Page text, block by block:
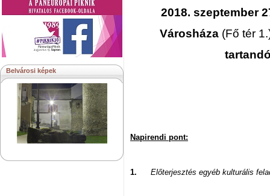
Belvárosi képek
2018. szeptember
Városháza (Fő tér
Napirendi pont:
1. Előterjesztés egyéb kulturális